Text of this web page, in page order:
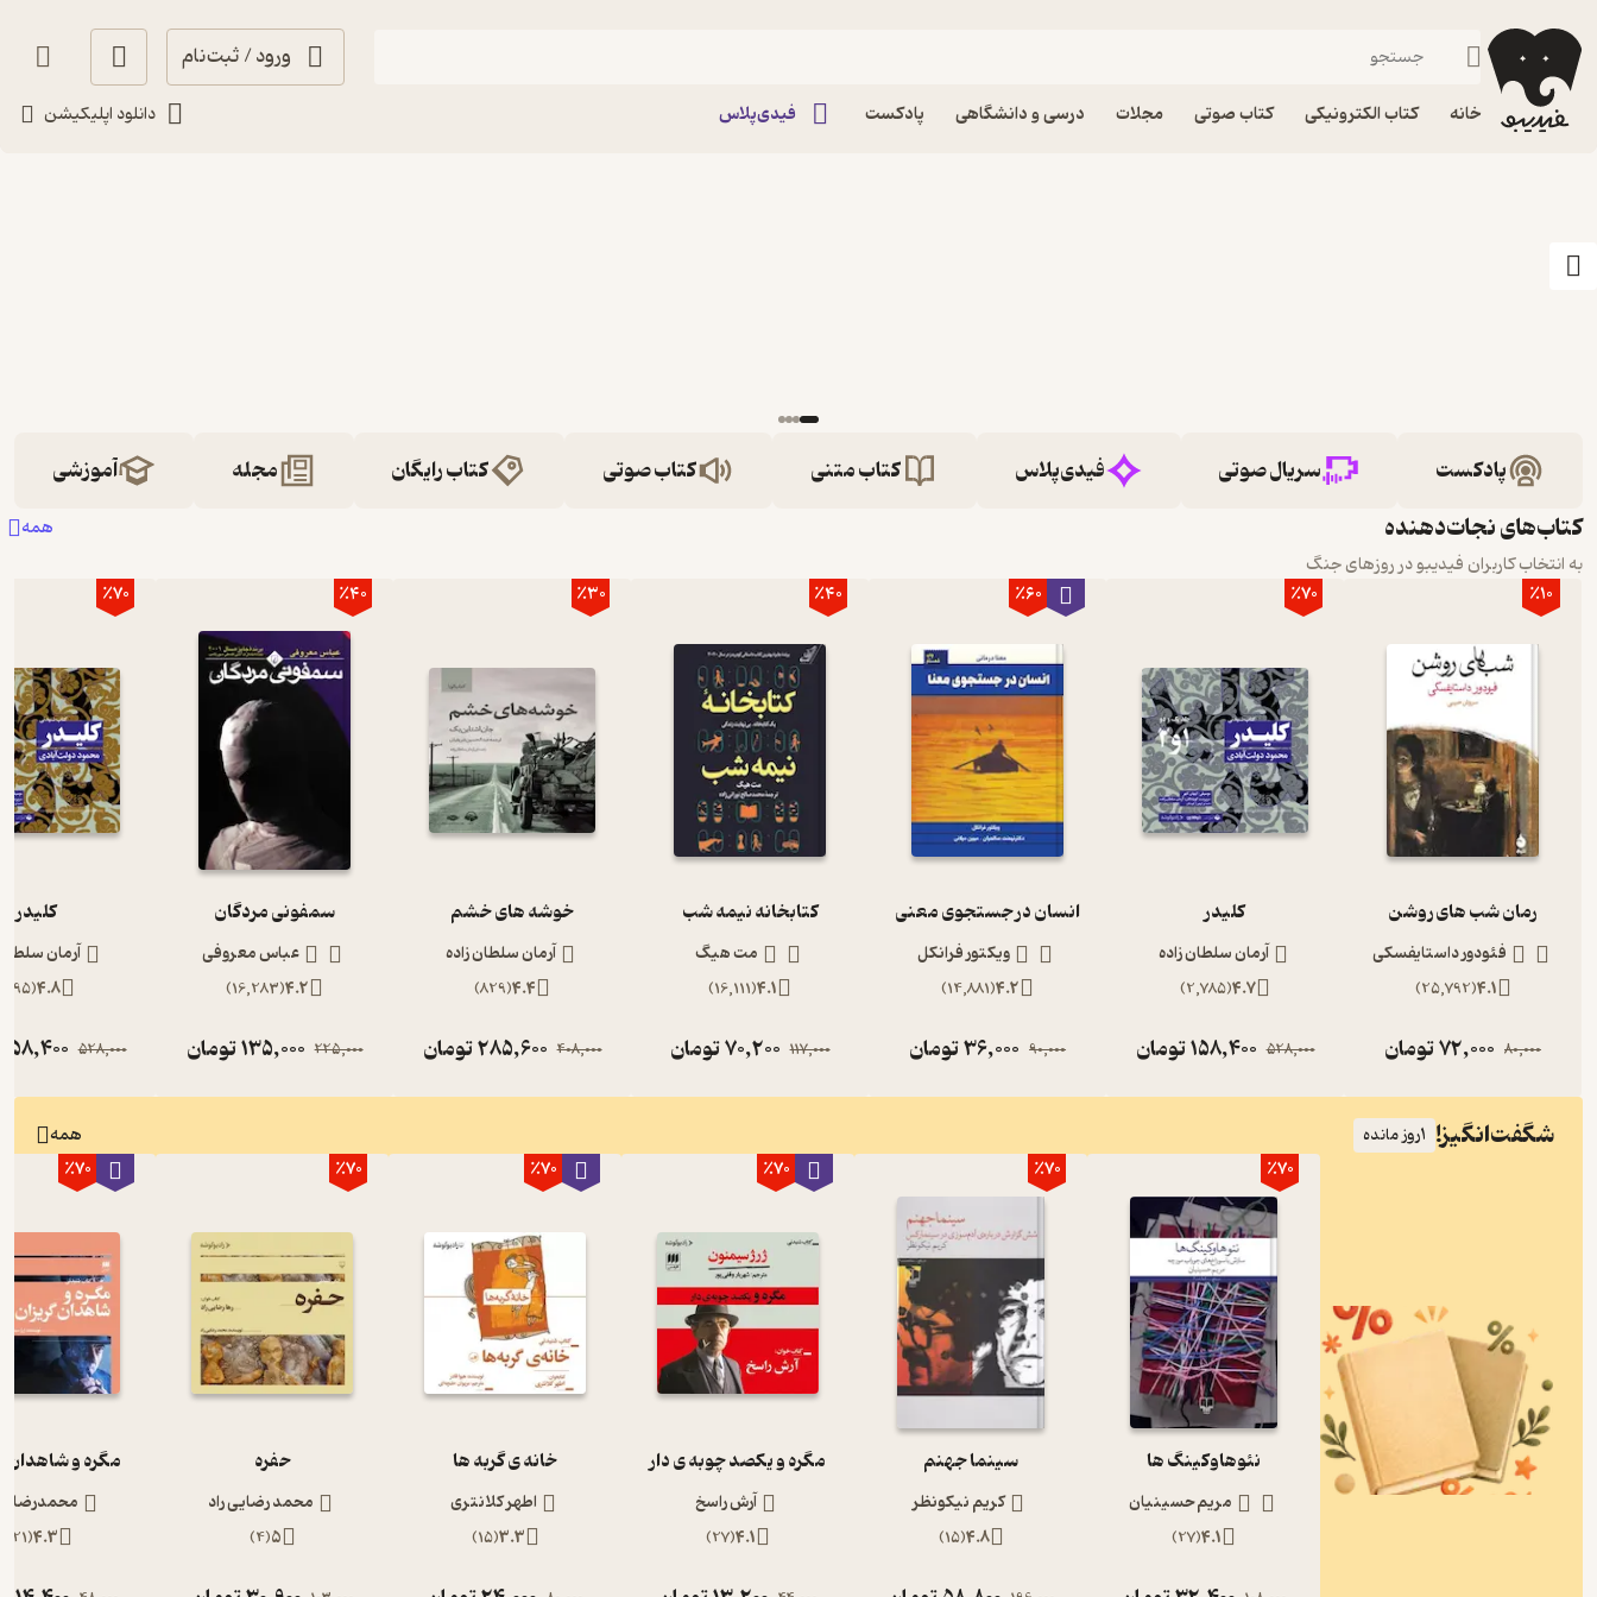
ورود / ثبت‌نام
خانه کتاب الکترونیکی کتاب صوتی مجلات درسی و دانشگاهی پادکست فیدی‌پلاس دانلود اپلیکیشن
پادکست سریال صوتی فیدی‌پلاس کتاب متنی کتاب صوتی کتاب رایگان مجله آموزشی
کتاب‌های نجات‌دهنده
همه
به انتخاب کاربران فیدیبو در روزهای جنگ
٪10
رمان شب های روشن
فئودور داستایفسکی
4.1
(
25,792
)
80,000
72,000تومان
٪70
کلیدر
آرمان سلطان زاده
4.7
(
2,785
)
528,000
158,400تومان
٪60
انسان در جستجوی معنی
ویکتور فرانکل
4.2
(
14,881
)
90,000
36,000تومان
٪40
کتابخانه نیمه شب
مت هیگ
4.1
(
16,111
)
117,000
70,200تومان
٪30
خوشه های خشم
آرمان سلطان زاده
4.4
(
829
)
408,000
285,600تومان
٪40
سمفونی مردگان
عباس معروفی
4.2
(
16,283
)
225,000
135,000تومان
٪70
کلیدر
آرمان
4.8
(
895
528,000
158,400
شگفت‌انگیز! 1روز مانده همه
٪70
نئوهاوکینگ ها
مریم حسینیان
4.1
(
27
)
٪70
سینما جهنم
کریم نیکونظر
4.8
(
15
)
٪70
مگره و یکصد چوبه ی دار
آرش راسخ
4.1
(
27
)
٪70
خانه ی گربه ها
اطهر کلانتری
3.3
(
15
)
٪70
حفره
محمد رضایی راد
5
(
4
)
٪70
مگره و شاهدان
محمدرضا
4.3
(
21